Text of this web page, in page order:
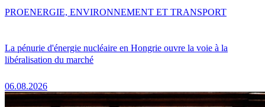
La pénurie d'énergie nucléaire en Hongrie ouvre la voie à la
libéralisation du marché
06.08.2026
PROENERGIE, ENVIRONNEMENT ET TRANSPORT